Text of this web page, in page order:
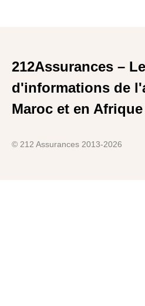
212Assurances –
d'informations de
Maroc et en Afrique
© 212 Assurances 2013-2026